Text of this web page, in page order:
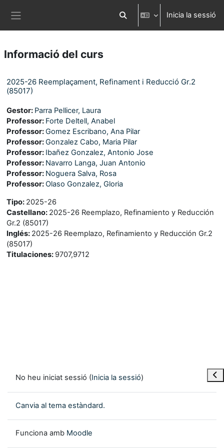
Commuta l'entrada de la cerca
Inicia la sessió
Informació del curs
2025-26 Reemplaçament, Refinament i Reducció Gr.2
(85017)
Gestor: Parra Pellicer, Laura
Professor: Forte Deltell, Anabel
Professor:Gomez Escribano, Ana Pilar
Professor:Gonzalez Cabo, Maria Pilar
Professor: Ibañez Gonzalez, Antonio Jose
Professor: Navarro Langa, Juan Antonio
Professor: Noguera Salva, Rosa
Professor:Olaso Gonzalez, Gloria
Tipo: 2025-26
Castellano: 2025-26 Reemplazo, Refinamiento y Reducción
Gr.2 (85017)
Inglés: 2025-26 Reemplazo, Refinamiento y Reducción Gr.2
(85017)
Titulaciones: 9707,9712
No heu iniciat sessió (Inicia la sessió)
Canvia al tema estàndard.
Funciona amb Moodle